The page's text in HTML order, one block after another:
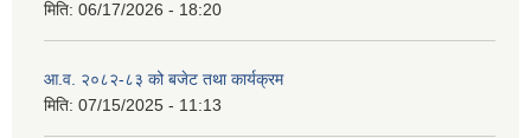
मिति: 06/17/2026 - 18:20
आ.व. २०८२-८३ को बजेट तथा कार्यक्रम
मिति: 07/15/2025 - 11:13